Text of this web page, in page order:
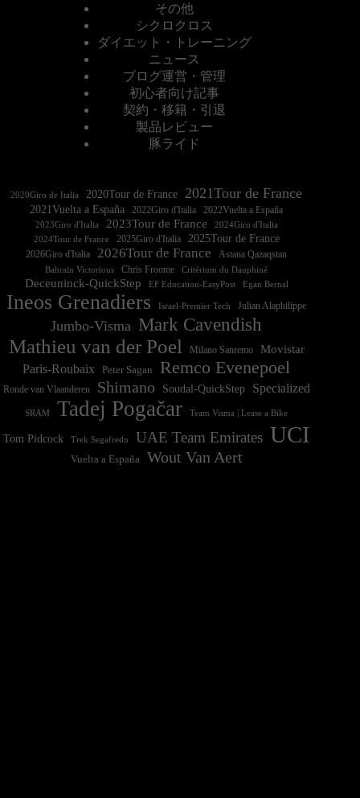
その他
シクロクロス
ダイエット・トレーニング
ニュース
ブログ運営・管理
初心者向け記事
契約・移籍・引退
製品レビュー
豚ライド
2020Giro de Italia 2020Tour de France 2021Tour de France
2021Vuelta a España 2022Vuelta a España
2023Giro d'Italia 2023Tour de France
2024Tour de France
2025Giro d'Italia 2025Tour de France
2026Giro d'Italia 2026Tour de France Astana Qazaqstan
Bahrain Victorious Chris Froome Critérium du Dauphiné
Deceuninck-QuickStep EF Education-EasyPost Egan Bernal
Ineos Grenadiers Israel-Premier Tech Julian Alaphilippe
Jumbo-Visma Mark Cavendish
Mathieu van der Poel Milano Sanremo
Movistar
Paris-Roubaix
Peter Sagan Remco Evenepoel
Ronde van Vlaanderen Shimano Soudal-QuickStep Specialized
SRAM Tadej Pogačar Team Visma | Lease a Bike
Tom Pidcock Trek Segafredo UAE Team Emirates UCI
Vuelta a España Wout Van Aert